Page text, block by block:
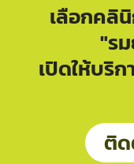
เลือกคลิ
"ร
เปิดให้บริ
ติ